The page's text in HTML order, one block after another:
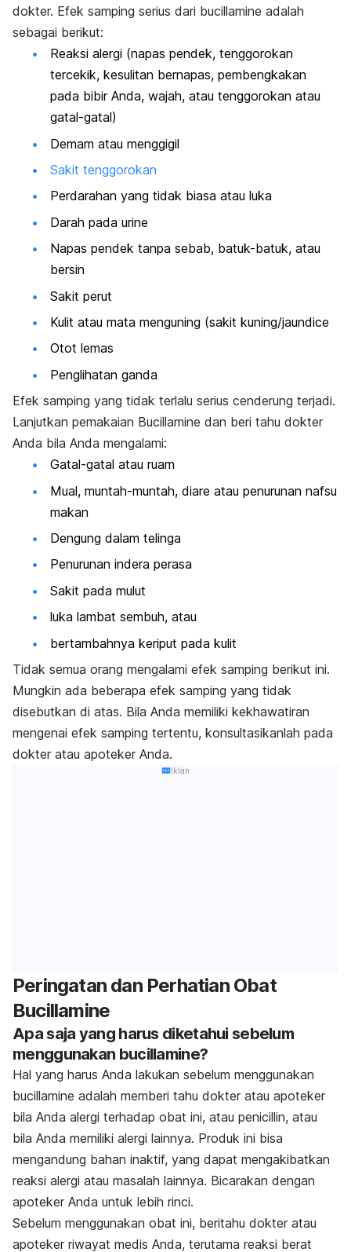
dokter. Efek samping serius dari bucillamine adalah
sebagai berikut:
Reaksi alergi (napas pendek, tenggorokan
tercekik, kesulitan bernapas, pembengkakan
pada bibir Anda, wajah, atau tenggorokan atau
gatal-gatal)
Demam atau menggigil
Sakit tenggorokan
Perdarahan yang tidak biasa atau luka
Darah pada urine
Napas pendek tanpa sebab, batuk-batuk, atau
bersin
Sakit perut
Kulit atau mata menguning (sakit kuning/jaundice
Otot lemas
Penglihatan ganda
Efek samping yang tidak terlalu serius cenderung terjadi.
Lanjutkan pemakaian Bucillamine dan beri tahu dokter
Anda bila Anda mengalami:
Gatal-gatal atau ruam
Mual, muntah-muntah, diare atau penurunan nafsu
makan
Dengung dalam telinga
Penurunan indera perasa
Sakit pada mulut
luka lambat sembuh, atau
bertambahnya keriput pada kulit
Tidak semua orang mengalami efek samping berikut ini.
Mungkin ada beberapa efek samping yang tidak
disebutkan di atas. Bila Anda memiliki kekhawatiran
mengenai efek samping tertentu, konsultasikanlah pada
dokter atau apoteker Anda.
Iklan
Peringatan dan Perhatian Obat
Bucillamine
Apa saja yang harus diketahui sebelum
menggunakan bucillamine?
Hal yang harus Anda lakukan sebelum menggunakan
bucillamine adalah memberi tahu dokter atau apoteker
bila Anda alergi terhadap obat ini, atau penicillin, atau
bila Anda memiliki alergi lainnya. Produk ini bisa
mengandung bahan inaktif, yang dapat mengakibatkan
reaksi alergi atau masalah lainnya. Bicarakan dengan
apoteker Anda untuk lebih rinci.
Sebelum menggunakan obat ini, beritahu dokter atau
apoteker riwayat medis Anda, terutama reaksi berat